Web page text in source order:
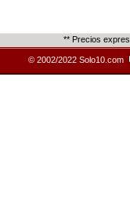
** Precios
© 2002/2022 Solo10.com